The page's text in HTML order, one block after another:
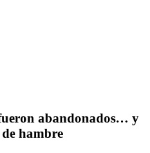
abandonados… y
hambre